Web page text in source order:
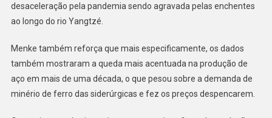
desaceleração pela pandemia sendo agravada pelas enchentes
ao longo do rio Yangtzé.
Menke também reforça que mais especificamente, os dados
também mostraram a queda mais acentuada na produção de
aço em mais de uma década, o que pesou sobre a demanda de
minério de ferro das siderúrgicas e fez os preços despencarem.